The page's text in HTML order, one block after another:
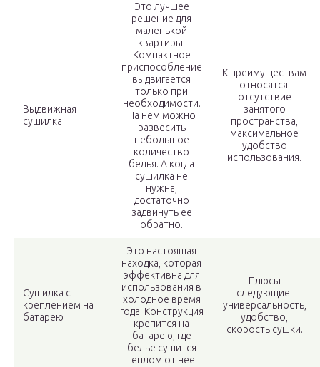
Выдвижная
сушилка
Это лучшее
решение для
маленькой
квартиры.
Компактное
приспособление
выдвигается
только при
необходимости.
На нем можно
развесить
небольшое
количество
белья. А когда
сушилка не
нужна,
достаточно
задвинуть ее
обратно.
К преимуществам
относятся:
отсутствие
занятого
пространства,
максимальное
удобство
использования.
Сушилка с
креплением на
батарею
Это настоящая
находка, которая
эффективна для
использования в
холодное время
года. Конструкция
крепится на
батарею, где
белье сушится
теплом от нее.
Плюсы
следующие:
универсальность,
удобство,
скорость сушки.